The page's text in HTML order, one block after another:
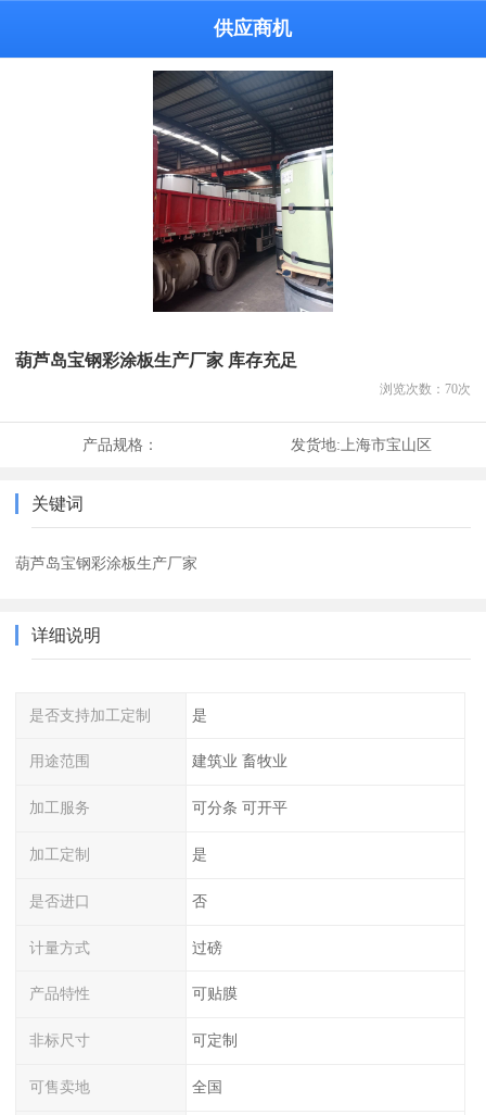
供应商机
葫芦岛宝钢彩涂板生产厂家 库存充足
浏览次数： 70次
产品规格： 发货地:上海市宝山区
关键词
葫芦岛宝钢彩涂板生产厂家
详细说明
是否支持加工定制 是
用途范围 建筑业 畜牧业
加工服务 可分条 可开平
加工定制 是
是否进口 否
计量方式 过磅
产品特性 可贴膜
非标尺寸 可定制
可售卖地 全国